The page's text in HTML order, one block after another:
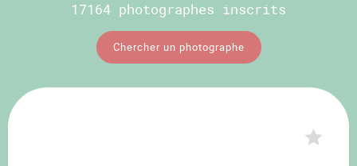
17164 photographes inscrits
Chercher un photographe